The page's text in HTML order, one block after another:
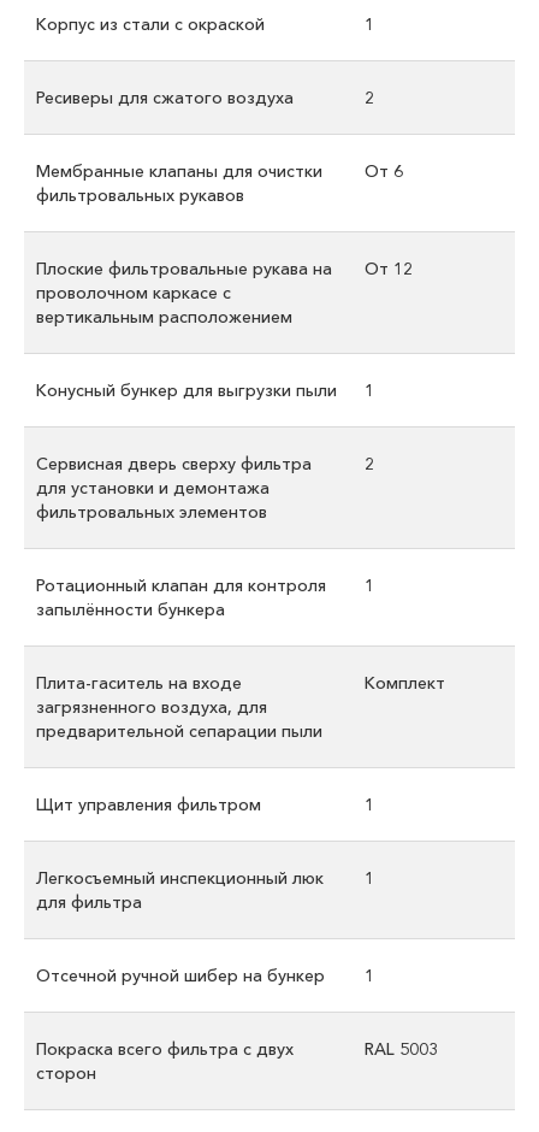
Корпус из стали с окраской 1
Ресиверы для сжатого воздуха 2
Мембранные клапаны для очистки
фильтровальных рукавов
От 6
Плоские фильтровальные рукава на
проволочном каркасе с
вертикальным расположением
От 12
Конусный бункер для выгрузки пыли 1
Сервисная дверь сверху фильтра
для установки и демонтажа
фильтровальных элементов
2
Ротационный клапан для контроля
запылённости бункера
1
Плита-гаситель на входе
загрязненного воздуха, для
предварительной сепарации пыли
Комплект
Щит управления фильтром 1
Легкосъемный инспекционный люк
для фильтра
1
Отсечной ручной шибер на бункер 1
Покраска всего фильтра с двух
сторон
RAL 5003